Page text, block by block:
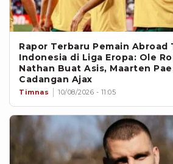
Rapor Terbaru Pemain Abroad
Indonesia di Liga Eropa: Ole
Nathan Buat Asis, Maarten
Cadangan Ajax
Timnas 10/08/2026 - 11:05